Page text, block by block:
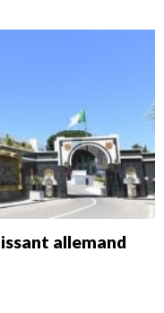
allemand